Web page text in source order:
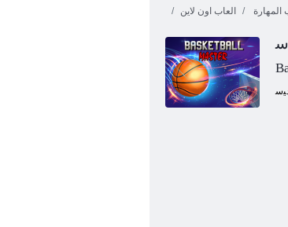
العاب اون لاين المهارة